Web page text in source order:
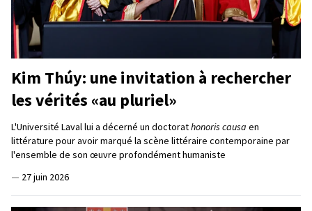
Kim Thúy: une invitation à rechercher
les vérités «au pluriel»
L'Université Laval lui a décerné un doctorathonoris causa en
littérature pour avoir marqué la scène littéraire contemporaine par
l'ensemble de son œuvre profondément humaniste
— 27 juin 2026